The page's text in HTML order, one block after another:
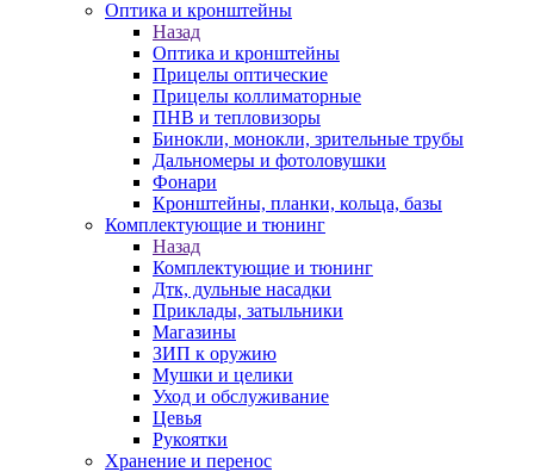
Оптика и кронштейны
Назад
Оптика и кронштейны
Прицелы оптические
Прицелы коллиматорные
ПНВ и тепловизоры
Бинокли, монокли, зрительные трубы
Дальномеры и фотоловушки
Фонари
Кронштейны, планки, кольца, базы
Комплектующие и тюнинг
Назад
Комплектующие и тюнинг
Дтк, дульные насадки
Приклады, затыльники
Магазины
ЗИП к оружию
Мушки и целики
Уход и обслуживание
Цевья
Рукоятки
Хранение и перенос